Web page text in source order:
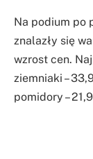
Na podium po
znalazły się
wzrost cen.
ziemniaki –
pomidory –